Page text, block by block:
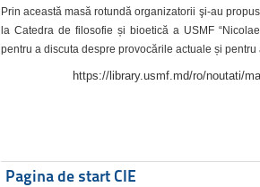
Prin această masă rotundă organizatorii şi-au
la Catedra de filosofie și bioetică a USMF
pentru a discuta despre provocările actuale și
https://library.usmf.md/ro/noutati/
Pagina de start CIE